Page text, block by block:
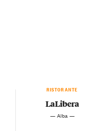
RISTORANTE
LaLibera
— Alba —